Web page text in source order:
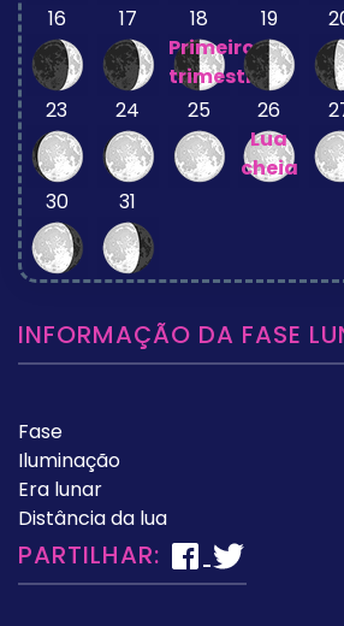
16 17
18
Primeiro
trimestre
19
23 24 25
26
Lua
cheia
30 31
INFORMAÇÃO DA FASE
Fase
Iluminação
Era lunar
Distância da lua
PARTILHAR: